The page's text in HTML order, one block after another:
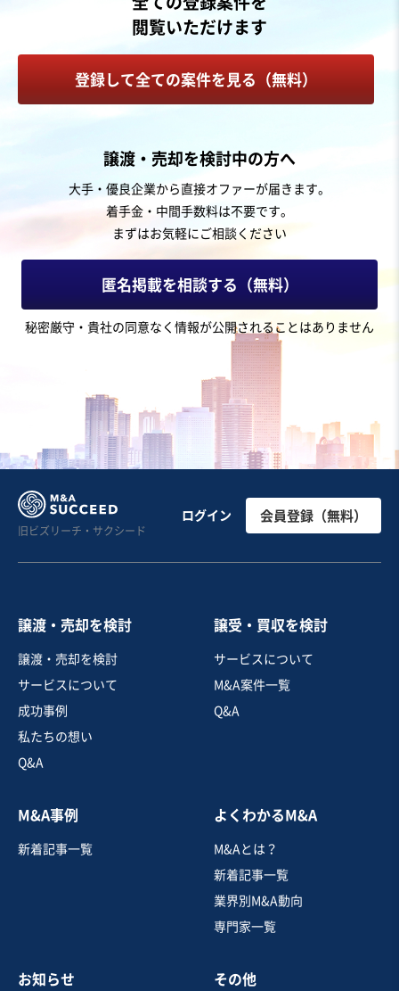
閲覧いただけます
登録して全ての案件を見る（無料）
譲渡・売却を検討中の方へ
大手・優良企業から直接オファーが届きます。
着手金・中間手数料は不要です。
まずはお気軽にご相談ください
匿名掲載を相談する（無料）
秘密厳守・貴社の同意なく情報が公開されることはありません
旧ビズリーチ・サクシード
ログイン 会員登録（無料）
譲渡・売却を検討
譲渡・売却を検討
サービスについて
成功事例
私たちの想い
Q&A
譲受・買収を検討
サービスについて
M&A案件一覧
Q&A
M&A事例
新着記事一覧
よくわかるM&A
M&Aとは？
新着記事一覧
業界別M&A動向
専門家一覧
お知らせ その他